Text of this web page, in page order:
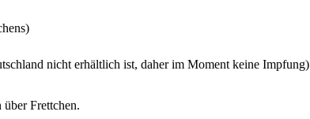
nicht erhältlich ist, daher im Moment keine Impfung)
Frettchen.